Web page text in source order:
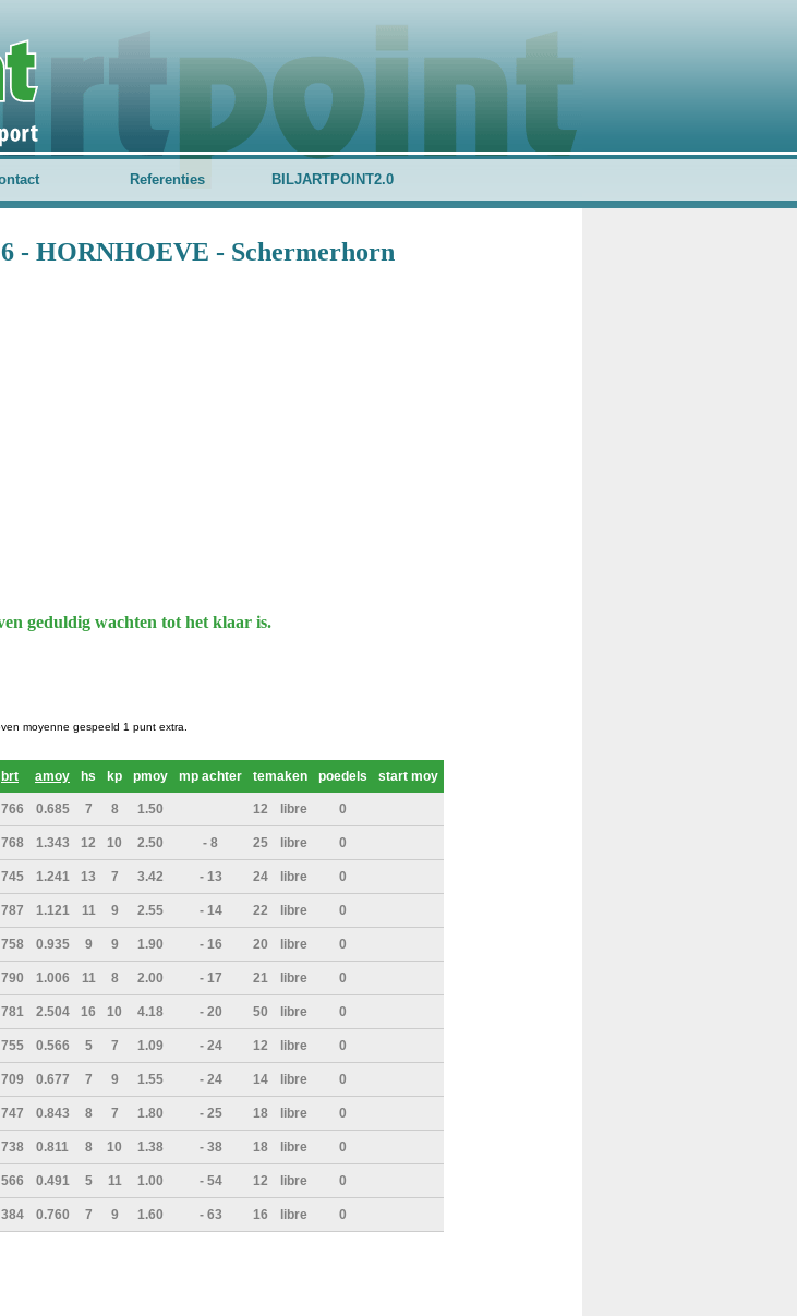
Referenties BILJARTPOINT2.0
- HORNHOEVE - Schermerhorn
geduldig wachten tot het klaar is.
moyenne gespeeld 1 punt extra.
brt amoy hs kp pmoy mp achter temaken poedels start moy
766 0.685 7 8 1.50 12 libre 0
768 1.343 12 10 2.50 - 8 25 libre 0
745 1.241 13 7 3.42 - 13 24 libre 0
787 1.121 11 9 2.55 - 14 22 libre 0
758 0.935 9 9 1.90 - 16 20 libre 0
790 1.006 11 8 2.00 - 17 21 libre 0
781 2.504 16 10 4.18 - 20 50 libre 0
755 0.566 5 7 1.09 - 24 12 libre 0
709 0.677 7 9 1.55 - 24 14 libre 0
747 0.843 8 7 1.80 - 25 18 libre 0
738 0.811 8 10 1.38 - 38 18 libre 0
566 0.491 5 11 1.00 - 54 12 libre 0
384 0.760 7 9 1.60 - 63 16 libre 0